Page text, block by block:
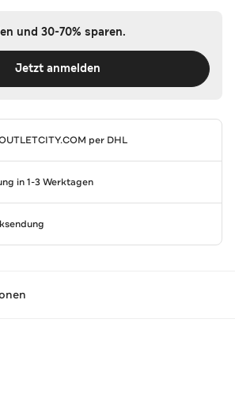
und 30-70% sparen.
Jetzt anmelden
per DHL
in 1-3 Werktagen